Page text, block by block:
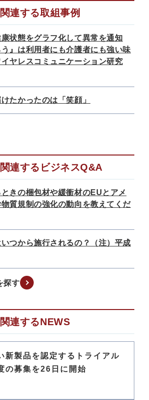
連する取組事例
状態をグラフ化して異常を通知
う』は利用者にも介護者にも強い味
ヤレスコミュニケーション研究
たかったのは「笑顔」
連するビジネスQ&A
きの梱包材や緩衝材のEUとアメ
質規制の強化の動向を教えてくだ
つから施行されるの？（注）平成
探す
連するNEWS
新製品を認定するトライアル
の募集を26日に開始